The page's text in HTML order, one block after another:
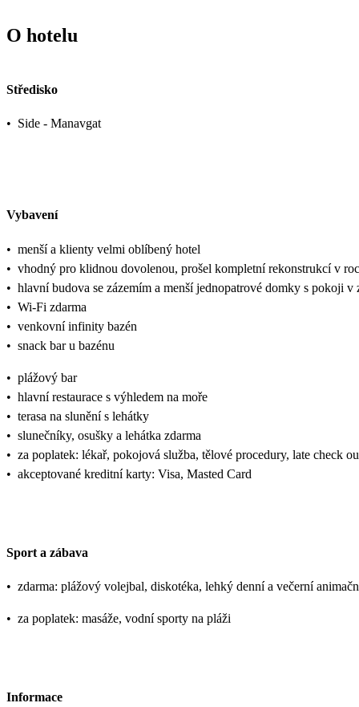
O hotelu
Středisko
• Side - Manavgat
Vybavení
• menší a klienty velmi oblíbený hotel
• vhodný pro klidnou dovolenou, prošel kompletní rekonstrukcí v
• hlavní budova se zázemím a menší jednopatrové domky s pokoji v
• Wi-Fi zdarma
• venkovní infinity bazén
• snack bar u bazénu
• plážový bar
• hlavní restaurace s výhledem na moře
• terasa na slunění s lehátky
• slunečníky, osušky a lehátka zdarma
• za poplatek: lékař, pokojová služba, tělové procedury, late check
• akceptované kreditní karty: Visa, Masted Card
Sport a zábava
• zdarma: plážový volejbal, diskotéka, lehký denní a večerní
• za poplatek: masáže, vodní sporty na pláži
Informace